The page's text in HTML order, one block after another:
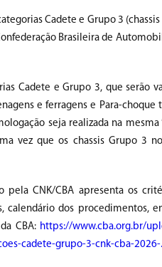
Cadete e Grupo 3
Brasileira de
Cadete e Grupo 3, que serão
e ferragens e Para-
seja realizada na mesma
vez que os chassis Grupo 3
pela CNK/CBA apresenta os
calendário dos procedimentos,
CBA: https://www.cba.org.br/
cadete-grupo-3-cnk-cba-